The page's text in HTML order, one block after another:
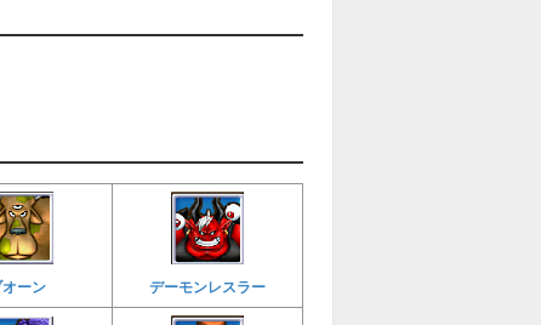
ーン デーモンレスラー